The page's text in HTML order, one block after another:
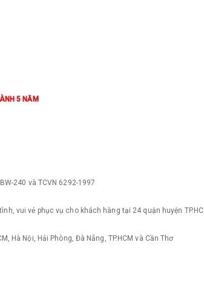
5 NĂM
240 và TCVN 6292-1997
vui vẻ phục vụ cho khách hàng tại 24 quận huyện
Hà Nội, Hải Phòng, Đà Nẵng, TP.HCM và Cần Thơ